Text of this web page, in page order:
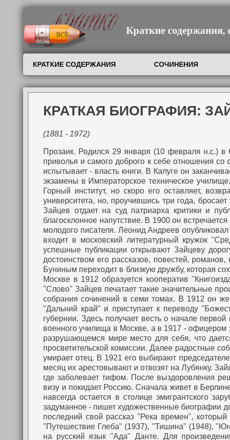
Краткие содержания,
КРАТКИЕ СОДЕРЖАНИЯ СОЧИНЕНИЯ
КРАТКАЯ БИОГРАФИЯ:
(1881 - 1972)
Прозаик. Родился 29 января (10 февраля н.с.) в
приволья и самого доброго к себе отношения
испытывает - власть книги. В Калуге он
экзамены в Императорское техническое
Горный институт, но скоро его оставляет,
университета, но, проучившись три года,
Зайцев отдает на суд патриарха критики и
благосклонное напутствие. В 1900 он
молодого писателя. Леонид Андреев
входит в московский литературный кружок
успешные публикации открывают Зайцеву
достоинством его рассказов, повестей,
Буниным переходит в близкую дружбу, которая
Москве в 1912 образуется кооператив
"Слово" Зайцев печатает такие значительные
собрания сочинений в семи томах. В 1912 он
"Дальний край" и приступает к переводу
губернии. Здесь получает весть о начале
военного училища в Москве, а в 1917 - офицером
разрушающемся мире место для себя, что
просветительской комиссии. Далее радостные
умирает отец. В 1921 его выбирают
месяц их арестовывают и отвозят на Лубянку.
где заболевает тифом. После выздоровления
визу и покидает Россию. Сначала живет в
навсегда остается в столице эмигрантского
задуманное - пишет художественные биографии
последний свой рассказ "Река времен",
"Путешествие Глеба" (1937), "Тишина" (1948),
на русский язык "Ада" Данте. Для